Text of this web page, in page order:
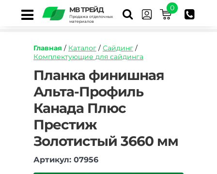
МВ ТРЕЙД
Продажа отделочных
материалов
0
Главная / Каталог / Сайдинг /
Комплектующие для сайдинга
https://mvtrade.ru/images/id/normal/planka-
finishnaya-
alta-
profil-
kanada-
plyus-
prestizh-
zolotistyy-
3660-
mm.jpg
Планка финишная
Альта-Профиль
Канада Плюс
Престиж
Золотистый 3660 мм
Артикул: 07956